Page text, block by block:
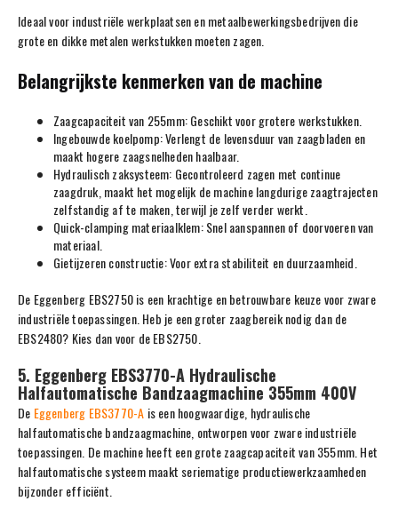
Ideaal voor industriële werkplaatsen en metaalbewerkingsbedrijven die
grote en dikke metalen werkstukken moeten zagen.
Belangrijkste kenmerken van de machine
Zaagcapaciteit van 255mm: Geschikt voor grotere werkstukken.
Ingebouwde koelpomp: Verlengt de levensduur van zaagbladen en
maakt hogere zaagsnelheden haalbaar.
Hydraulisch zaksysteem: Gecontroleerd zagen met continue
zaagdruk, maakt het mogelijk de machine langdurige zaagtrajecten
zelfstandig af te maken, terwijl je zelf verder werkt.
Quick-clamping materiaalklem: Snel aanspannen of doorvoeren van
materiaal.
Gietijzeren constructie: Voor extra stabiliteit en duurzaamheid.
De Eggenberg EBS2750 is een krachtige en betrouwbare keuze voor zware
industriële toepassingen. Heb je een groter zaagbereik nodig dan de
EBS2480? Kies dan voor de EBS2750.
5. Eggenberg EBS3770-A Hydraulische
Halfautomatische Bandzaagmachine 355mm 400V
De Eggenberg EBS3770-A is een hoogwaardige, hydraulische
halfautomatische bandzaagmachine, ontworpen voor zware industriële
toepassingen. De machine heeft een grote zaagcapaciteit van 355mm. Het
halfautomatische systeem maakt seriematige productiewerkzaamheden
bijzonder efficiënt.